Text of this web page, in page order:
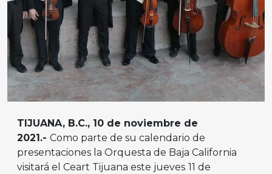
TIJUANA, B.C., 10 de noviembre de
2021.- Como parte de su calendario de
presentaciones la Orquesta de Baja California
visitará el Ceart Tijuana este jueves 11 de